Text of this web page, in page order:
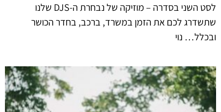
לסט השני בסדרה – מוזיקה של נבחרת ה-DJS שלנו
שתשדרג לכם את הזמן במשרד, ברכב, בחדר הכושר
ובכלל… נוי